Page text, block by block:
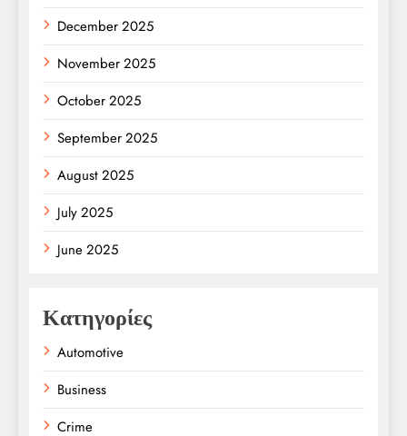
December 2025
November 2025
October 2025
September 2025
August 2025
July 2025
June 2025
Κατηγορίες
Automotive
Business
Crime